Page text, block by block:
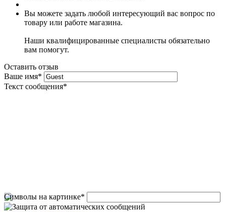
Вы можете задать любой интересующий вас вопрос по
товару или работе магазина.
Наши квалифицированные специалисты обязательно
вам помогут.
Оставить отзыв
Ваше имя*
Текст сообщения*
Символы на картинке*